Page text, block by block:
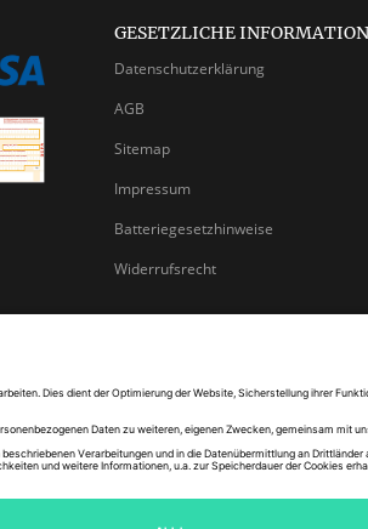
GESETZLICHE
Datenschutzerklärung
AGB
Sitemap
Impressum
Batteriegesetzhinweise
Widerrufsrecht